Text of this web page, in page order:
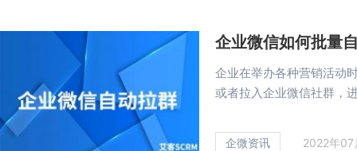
企业微信如何批量
企业在举办各种营销活动
或者拉入企业微信社群，
企微资讯 2022年